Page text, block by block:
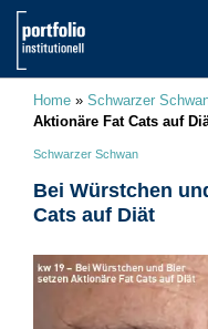
Home » Schwarzer
Aktionäre Fat Cats auf
Schwarzer Schwan
Bei Würstchen
Cats auf Diät